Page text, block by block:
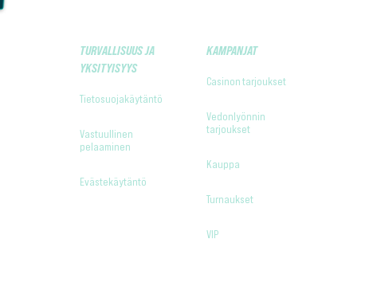
TURVALLISUUS JA
YKSITYISYYS
Tietosuojakäytäntö
Vastuullinen
pelaaminen
Evästekäytäntö
KAMPANJAT
Casinon tarjoukset
Vedonlyönnin
tarjoukset
Kauppa
Turnaukset
VIP